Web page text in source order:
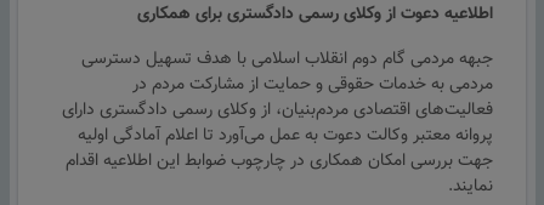
اطلاعیه دعوت از وکلای رسمی دادگستری برای همکاری
جبهه مردمی گام دوم انقلاب اسلامی با هدف تسهیل دسترسی
مردمی به خدمات حقوقی و حمایت از مشارکت مردم در
فعالیت‌های اقتصادی مردم‌بنیان، از وکلای رسمی دادگستری دارای
پروانه معتبر وکالت دعوت به عمل می‌آورد تا اعلام آمادگی اولیه
جهت بررسی امکان همکاری در چارچوب ضوابط این اطلاعیه اقدام
نمایند.